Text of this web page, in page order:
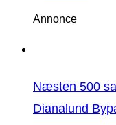
Annonce
Næsten 500
Dianalund